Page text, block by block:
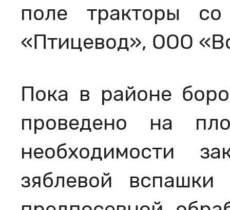
поле тракторы
«Птицевод», ООО
Пока в районе
проведено на
необходимости
зяблевой